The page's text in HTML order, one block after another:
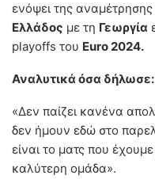
ενόψει της
Ελλάδος με τη Γεωργία
playoffs του Euro 2024.
Αναλυτικά όσα δήλωσε:
«Δεν παίζει κανένα
δεν ήμουν εδώ στο
είναι το ματς που
καλύτερη ομάδα».